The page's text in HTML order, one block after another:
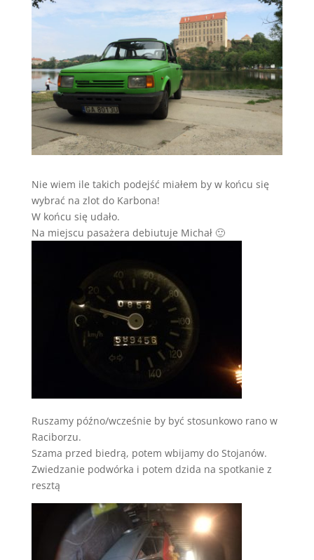
Nie wiem ile takich podejść miałem by w końcu się
wybrać na zlot do Karbona!
W końcu się udało.
Na miejscu pasażera debiutuje Michał 🙂
Ruszamy późno/wcześnie by być stosunkowo rano w
Raciborzu.
Szama przed biedrą, potem wbijamy do Stojanów.
Zwiedzanie podwórka i potem dzida na spotkanie z
resztą